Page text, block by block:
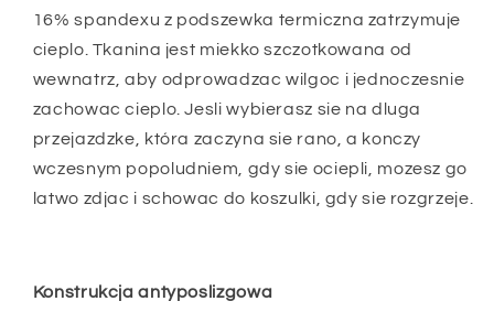
16% spandexu z podszewka termiczna zatrzymuje
cieplo. Tkanina jest miekko szczotkowana od
wewnatrz, aby odprowadzac wilgoc i jednoczesnie
zachowac cieplo. Jesli wybierasz sie na dluga
przejazdzke, która zaczyna sie rano, a konczy
wczesnym popoludniem, gdy sie ociepli, mozesz go
latwo zdjac i schowac do koszulki, gdy sie rozgrzeje.
Konstrukcja antyposlizgowa